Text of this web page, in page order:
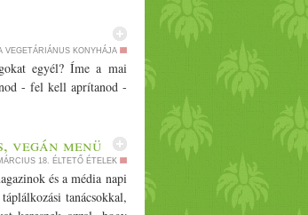
VEGETÁRIÁNUS KONYHÁJA
egyél? Íme a mai
- fel kell aprítanod -
vegán menü
18. ÉLTETŐ ÉTELEK
költemény, de annál egészségesebbek. Mindenesetre ha odafigyelünk az olajos mag bevitelre, akkor nagy baj nem lehet. A gyerekek anélkül esznek meg nagy mennyiségű gyümölcsöt, hogy tudnának róla, és még finom is. 80/­­10/­­10 A 811-et dr. Douglas GRAHAM fejlesztette ki, mely egy alacsony olajtartalmú, nyers vegán étrend . A számok a százalékos arányra utalnak, ami dr. Graham szerint az ideális étrendi összetételt jelöli: vagyis 80 százalék egyszerű szénhidrát, 10 százalék fehérje és 10 százalék zsír. A gyakorlatban ez azt jelenti, hogy naponta háromszor ajánlott nyers, édes gyümölcsöket fogyasztani kiegészítve délután egy nagy zöldsalátával, s mindezek mellé még magunkhoz vehetünk némi olajos magvakat is. Az ember képes sokféle táplálékon élni, de a legideálisabb étrend számára a gyümölcs. Az édes gyümölcsök mellett fogyasztják a sokmagvú gyümölcsöket is, amelyeket általában zöldségként eszünk. Ilyen például a paradicsom, uborka, paprika, cukkini, padlizsán. Érdekesség, hogy a gyümölcsök legnagyobb százalékban épp 811-es elosztásban vannak a különböző tápanyagok. Az ösztönterápia is előtérbe kerül, hiszen mit kívánunk jobban? Egy finom érett barackot, netán egy búzaföldön lengedező kalászt vagy egy marhacsordát. Melyik gondolatára fog beindulni a nyáltermelés? Hát nekem a barackra. Minden elfogyasztott táplálékot a maga természetében ajánlja, az aszalás, préselés sem elfogadható, mivel az magas szintre emeli a gyümölcs cukortartalmát. Mivel ezek a gyümölcsök alacsony kalória értékűek, (pl. egy banán 105, fejes saláta 39), így többet kell enni belőlük, ha nem a fogyás a célunk. Ezért egy átlagos nap során (kb. 2000 kalóriával számolva) az étrend: - reggeli: 90 dkg mandarin (481 kcal) - ebéd: 90 dkg banán (807 kcal) - vacsora: papaya-ananász ital - 45 dkg papaya, 25 dkg ananász (286 kcal) ; Papaya-lime leves - 45 dkg papaya, 25 dkg római saláta, 30 ml lime (127 kcal) ; Narancs-kendermag saláta - 45 dkg saláta, 25 dkg narancs, 2 ek. kendermag (259 kcal) Ebből azért látszik, hogy nagy mennyiségű ételt kell megenni ahhoz, hogy elegendő kalóriával lássuk el a szervezetet, és napi min. 50-60 dkg zöld levél elfog